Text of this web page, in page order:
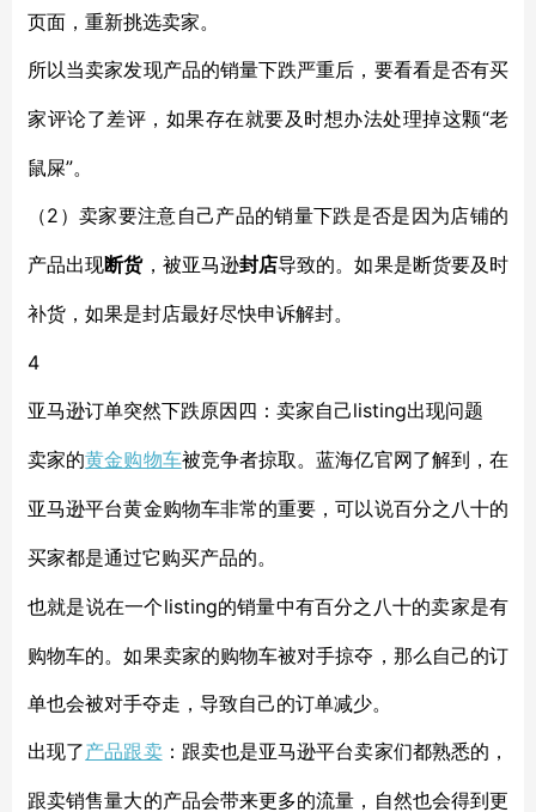
页面，重新挑选卖家。
所以当卖家发现产品的销量下跌严重后，要看看是否有买
家评论了差评，如果存在就要及时想办法处理掉这颗“老
鼠屎”。
（2）卖家要注意自己产品的销量下跌是否是因为店铺的
产品出现断货，被亚马逊封店导致的。如果是断货要及时
补货，如果是封店最好尽快申诉解封。
4
亚马逊订单突然下跌原因 四：卖家自己listing出现问题
卖家的黄金购物车被竞争者掠取。蓝海亿官网了解到，在
亚马逊平台黄金购物车非常的重要，可以说百分之八十的
买家都是通过它购买产品的。
也就是说在一个listing的销量中有百分之八十的卖家是有
购物车的。如果卖家的购物车被对手掠夺，那么自己的订
单也会被对手夺走，导致自己的订单减少。
出现了产品跟卖：跟卖也是亚马逊平台卖家们都熟悉的，
跟卖销售量大的产品会带来更多的流量，自然也会得到更